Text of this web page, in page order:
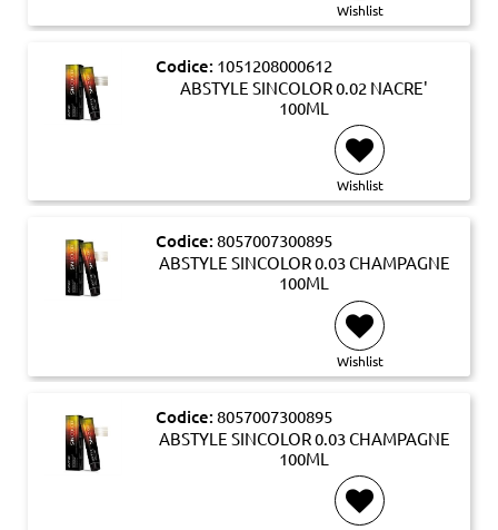
Wishlist
Codice: 1051208000612
ABSTYLE SINCOLOR 0.02 NACRE'
100ML
Wishlist
Codice: 8057007300895
ABSTYLE SINCOLOR 0.03 CHAMPAGNE
100ML
Wishlist
Codice: 8057007300895
ABSTYLE SINCOLOR 0.03 CHAMPAGNE
100ML